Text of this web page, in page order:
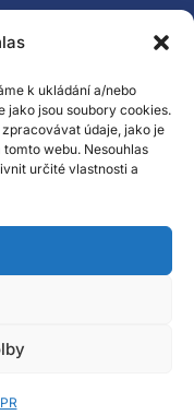
k ukládání a/nebo
jako jsou soubory cookies.
údaje, jako je
webu. Nesouhlas
určité vlastnosti a
odběru